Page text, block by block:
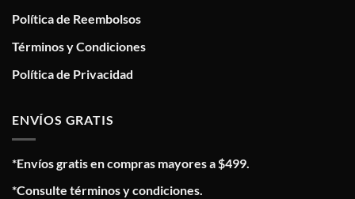
Política de Reembolsos
Términos y Condiciones
Política de Privacidad
ENVÍOS GRATIS
*Envíos gratis en compras mayores a $499.
*Consulte términos y condiciones.